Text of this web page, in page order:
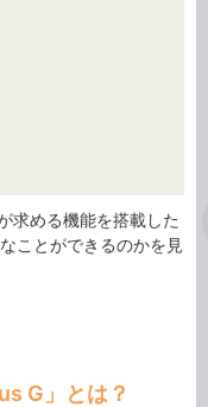
求める機能を搭載した
ことができるのかを見
G」とは？